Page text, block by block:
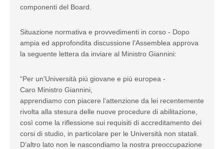
componenti del Board.
Situazione normativa e provvedimenti in corso - Dopo
ampia ed approfondita discussione l’Assemblea approva
la seguente lettera da inviare al Ministro Giannini:
“Per un'Università più giovane e più europea -
Caro Ministro Giannini,
apprendiamo con piacere l’attenzione da lei recentemente
rivolta alla stesura delle nuove procedure di abilitazione,
così come la riflessione sui requisiti di accreditamento dei
corsi di studio, in particolare per le Università non statali.
D’altro lato non le nascondiamo la nostra preoccupazione